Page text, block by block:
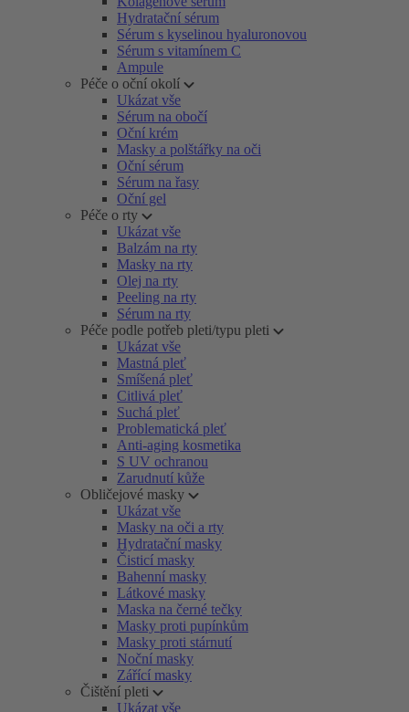
Hydratační sérum
Sérum s kyselinou hyaluronovou
Sérum s vitamínem C
Ampule
Péče o oční okolí
Ukázat vše
Sérum na obočí
Oční krém
Masky a polštářky na oči
Oční sérum
Sérum na řasy
Oční gel
Péče o rty
Ukázat vše
Balzám na rty
Masky na rty
Olej na rty
Peeling na rty
Sérum na rty
Péče podle potřeb pleti/typu pleti
Ukázat vše
Mastná pleť
Smíšená pleť
Citlivá pleť
Suchá pleť
Problematická pleť
Anti-aging kosmetika
S UV ochranou
Zarudnutí kůže
Obličejové masky
Ukázat vše
Masky na oči a rty
Hydratační masky
Čisticí masky
Bahenní masky
Látkové masky
Maska na černé tečky
Masky proti pupínkům
Masky proti stárnutí
Noční masky
Zářící masky
Čištění pleti
Ukázat vše